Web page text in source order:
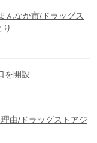
んなか市/ドラッグス
り
を開設
由/ドラッグストアジ